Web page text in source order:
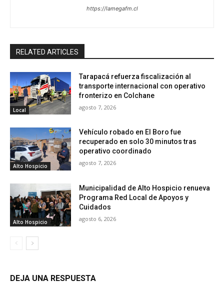
https://lamegafm.cl
RELATED ARTICLES
Local
Tarapacá refuerza fiscalización al
transporte internacional con operativo
fronterizo en Colchane
agosto 7, 2026
Alto Hospicio
Vehículo robado en El Boro fue
recuperado en solo 30 minutos tras
operativo coordinado
agosto 7, 2026
Alto Hospicio
Municipalidad de Alto Hospicio renueva
Programa Red Local de Apoyos y
Cuidados
agosto 6, 2026
DEJA UNA RESPUESTA